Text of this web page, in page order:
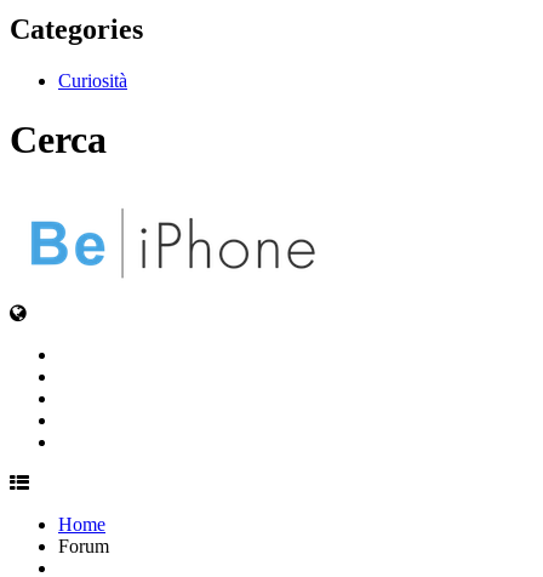
Categories
Curiosità
Cerca
Home
Forum